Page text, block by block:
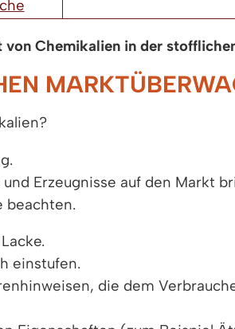
von Chemikalien in der
Erzeugnisse auf den Markt
beachten.
einstufen.
die dem